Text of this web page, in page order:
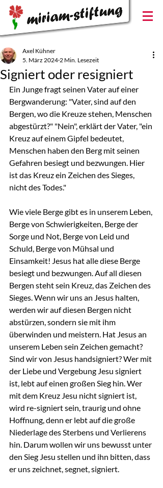
Signiert oder resigniert
Axel Kühner
5. März 2024 2 Min. Lesezeit
Ein Junge fragt seinen Vater auf einer
Bergwanderung: "Vater, sind auf den
Bergen, wo die Kreuze stehen, Menschen
abgestürzt?" "Nein", erklärt der Vater, "ein
Kreuz auf einem Gipfel bedeutet,
Menschen haben den Berg mit seinen
Gefahren besiegt und bezwungen. Hier
ist das Kreuz ein Zeichen des Sieges,
nicht des Todes."
Wie viele Berge gibt es in unserem Leben,
Berge von Schwierigkeiten, Berge der
Sorge und Not, Berge von Leid und
Schuld, Berge von Mühsal und
Einsamkeit! Jesus hat alle diese Berge
besiegt und bezwungen. Auf all diesen
Bergen steht sein Kreuz, das Zeichen des
Sieges. Wenn wir uns an Jesus halten,
werden wir auf diesen Bergen nicht
abstürzen, sondern sie mit ihm
überwinden und meistern. Hat Jesus an
unserem Leben sein Zeichen gemacht?
Sind wir von Jesus handsigniert? Wer mit
der Liebe und Vergebung Jesu signiert
ist, lebt auf einen großen Sieg hin. Wer
mit dem Kreuz Jesu nicht signiert ist,
wird re-signiert sein, traurig und ohne
Hoffnung, denn er lebt auf die große
Niederlage des Sterbens und Verlierens
hin. Darum wollen wir uns bewusst unter
den Sieg Jesu stellen und ihn bitten, dass
er uns zeichnet, segnet, signiert.